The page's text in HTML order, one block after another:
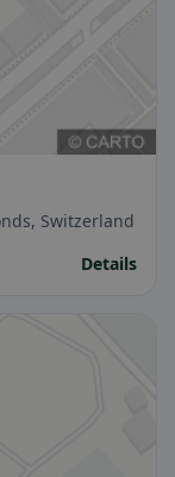
Switzerland
Details